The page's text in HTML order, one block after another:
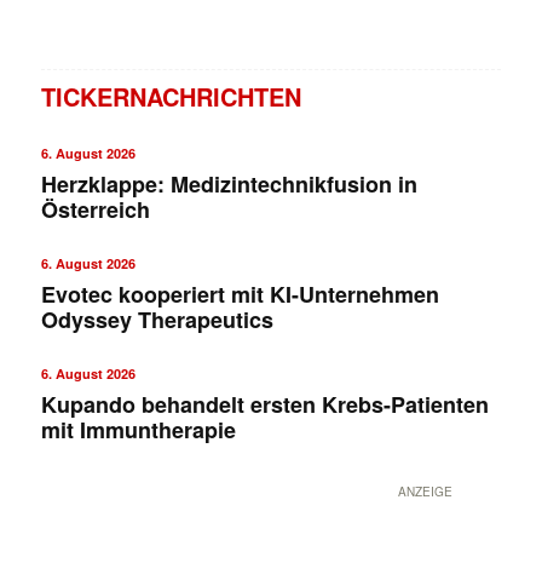
TICKERNACHRICHTEN
6. August 2026
Herzklappe: Medizintechnikfusion in
Österreich
6. August 2026
Evotec kooperiert mit KI-Unternehmen
Odyssey Therapeutics
6. August 2026
Kupando behandelt ersten Krebs-Patienten
mit Immuntherapie
ANZEIGE